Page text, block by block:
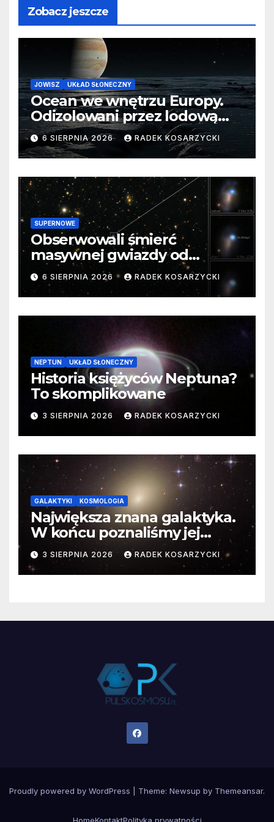
Zobacz jeszcze
JOWISZ UKŁAD SŁONECZNY
Ocean we wnętrzu Europy.
Odizolowani przez lodową
barierę
6 SIERPNIA 2026 RADEK KOSARZYCKI
SUPERNOWE
Obserwowali śmierć
masywnej gwiazdy od
samego początku. Niezwykle
cenne dane
6 SIERPNIA 2026 RADEK KOSARZYCKI
NEPTUN UKŁAD SŁONECZNY
Historia księżyców Neptuna?
To skomplikowane
3 SIERPNIA 2026 RADEK KOSARZYCKI
GALAKTYKI KOSMOLOGIA
Największa znana galaktyka.
W końcu poznaliśmy jej
faktyczne wymiary
3 SIERPNIA 2026 RADEK KOSARZYCKI
Proudly powered by WordPress Theme: Newsup by Themeansar.